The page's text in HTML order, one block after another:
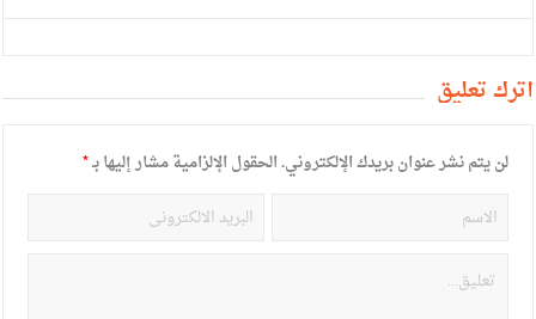
أترك تعليق
لن يتم نشر عنوان بريدك الإلكتروني.الحقول الإلزامية مشار إليها بـ*